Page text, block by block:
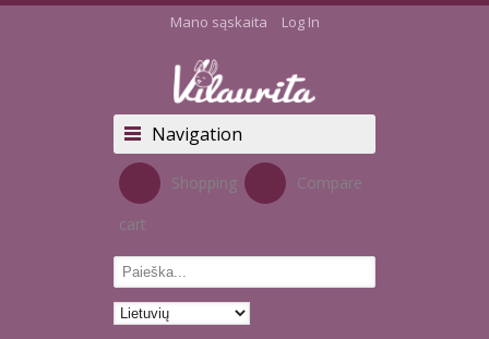
Mano sąskaita Log In
Navigation
Shopping
cart
Compare